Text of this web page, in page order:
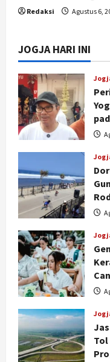
Redaksi Agustus 6,
JOGJA HARI INI